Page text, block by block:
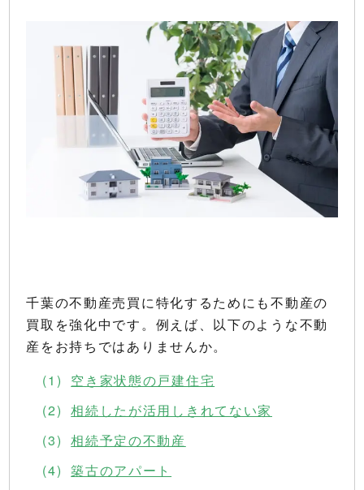
千葉の不動産売買に特化するためにも不動産の
買取を強化中です。例えば、以下のような不動
産をお持ちではありませんか。
空き家状態の戸建住宅
相続したが活用しきれてない家
相続予定の不動産
築古のアパート